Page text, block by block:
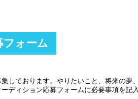
フォーム
しております。やりたいこと、将来の夢
ーディション応募フォームに必要事項を記